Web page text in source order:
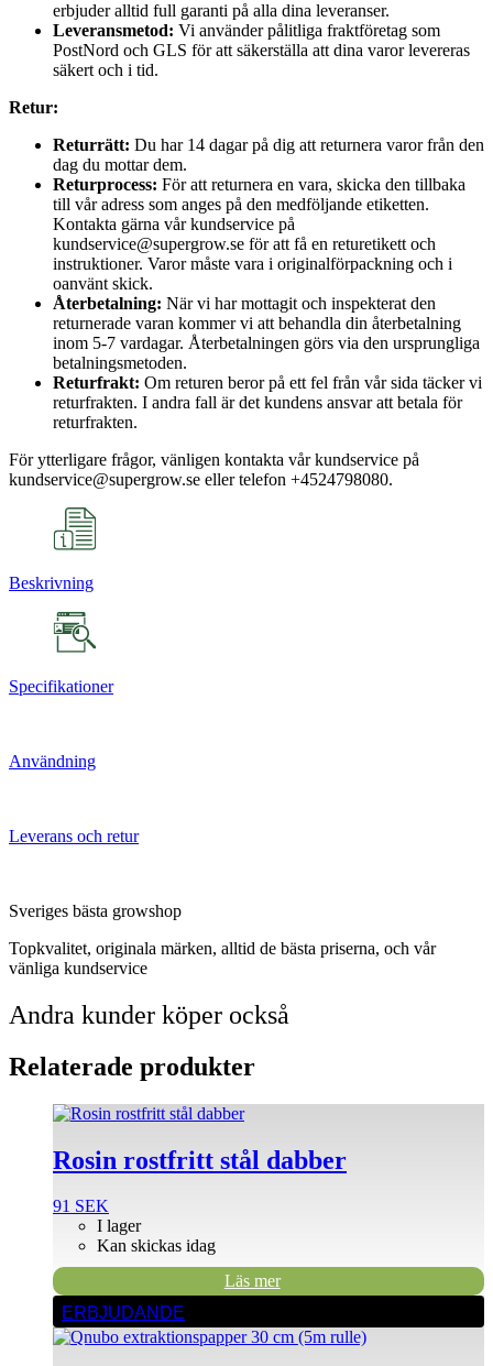
erbjuder alltid full garanti på alla dina leveranser.
Leveransmetod: Vi använder pålitliga fraktföretag som
PostNord och GLS för att säkerställa att dina varor levereras
säkert och i tid.
Retur:
Returrätt: Du har 14 dagar på dig att returnera varor från den
dag du mottar dem.
Returprocess: För att returnera en vara, skicka den tillbaka
till vår adress som anges på den medföljande etiketten.
Kontakta gärna vår kundservice på
kundservice@supergrow.se för att få en returetikett och
instruktioner. Varor måste vara i originalförpackning och i
oanvänt skick.
Återbetalning: När vi har mottagit och inspekterat den
returnerade varan kommer vi att behandla din återbetalning
inom 5-7 vardagar. Återbetalningen görs via den ursprungliga
betalningsmetoden.
Returfrakt: Om returen beror på ett fel från vår sida täcker vi
returfrakten. I andra fall är det kundens ansvar att betala för
returfrakten.
För ytterligare frågor, vänligen kontakta vår kundservice på
kundservice@supergrow.se eller telefon +4524798080.
Beskrivning
Specifikationer
Användning
Leverans och retur
Sveriges bästa growshop
Topkvalitet, originala märken, alltid de bästa priserna, och vår
vänliga kundservice
Andra kunder köper också
Relaterade produkter
Rosin rostfritt stål dabber
91 SEK
I lager
Kan skickas idag
Läs mer
ERBJUDANDE